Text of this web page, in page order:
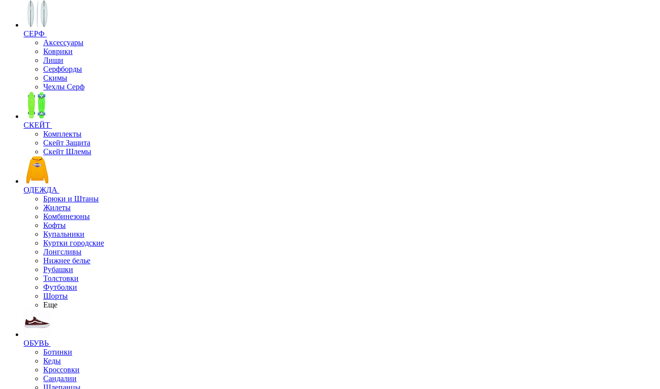
СЕРФ
Аксессуары
Коврики
Лиши
Серфборды
Скимы
Чехлы Cерф
СКЕЙТ
Комплекты
Скейт Защита
Скейт Шлемы
ОДЕЖДА
Брюки и Штаны
Жилеты
Комбинезоны
Кофты
Купальники
Куртки городские
Лонгсливы
Нижнее белье
Рубашки
Толстовки
Футболки
Шорты
Еще
ОБУВЬ
Ботинки
Кеды
Кроссовки
Сандалии
Шлепанцы